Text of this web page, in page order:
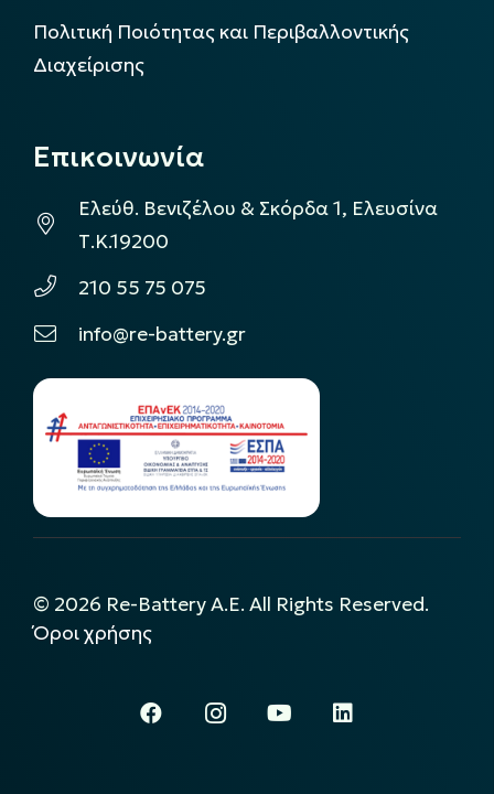
Πολιτική Ποιότητας και Περιβαλλοντικής
Διαχείρισης
Επικοινωνία
Ελεύθ. Βενιζέλου & Σκόρδα 1, Ελευσίνα
Τ.Κ.19200
210 55 75 075
info@re-battery.gr
© 2026 Re-Battery A.E. All Rights Reserved.
Όροι χρήσης